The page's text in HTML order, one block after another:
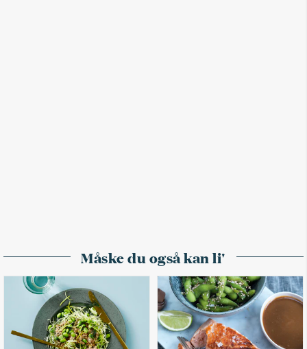
Måske du også kan li'